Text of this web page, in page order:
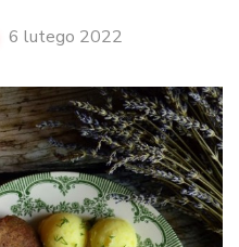
6 lutego 2022